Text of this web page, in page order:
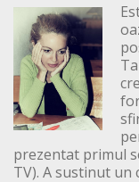
prezentat primul
TV). A sustinut